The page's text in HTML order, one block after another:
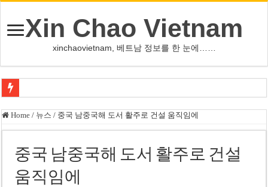
Xin Chao Vietnam
xinchaovietnam, 베트남 정보를 한 눈에……
쩐 타인 먼 베트남 국회의장 “외교 성과, 국가 위상 제고에 크게 기여”
싱가포르 하오마트, 마지막 프리미엄 매장 폐점… 적자·소송 악재 속 사업 축
베트남 은행 분기 순이익 1조 동 시대…비엣콤뱅크 등 5곳 돌파
PNJ, 다이아몬드 밀수 여파에 2분기 적자… 10월 임시 주총 개최
Home / 뉴스 / 중국 남중국해 도서 활주로 건설 움직임에
중국 남중국해 도서 활주로 건설
움직임에